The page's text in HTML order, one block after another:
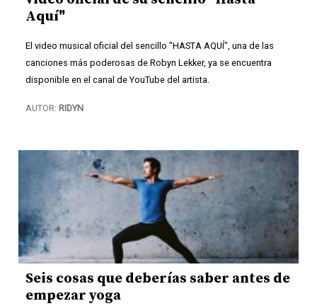
Aquí"
El video musical oficial del sencillo "HASTA AQUÍ", una de las
canciones más poderosas de Robyn Lekker, ya se encuentra
disponible en el canal de YouTube del artista.
AUTOR: RIDYN
Seis cosas que deberías saber antes de
empezar yoga